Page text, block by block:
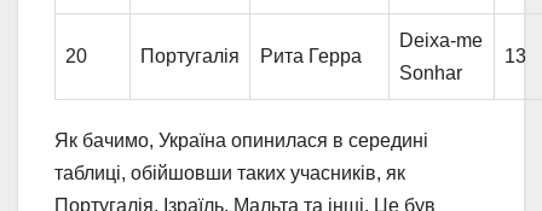
20 Португалія Рита Герра
Deixa-me
Sonhar
13
Як бачимо, Україна опинилася в середині
таблиці, обійшовши таких учасників, як
Португалія, Ізраїль, Мальта та інші. Це був